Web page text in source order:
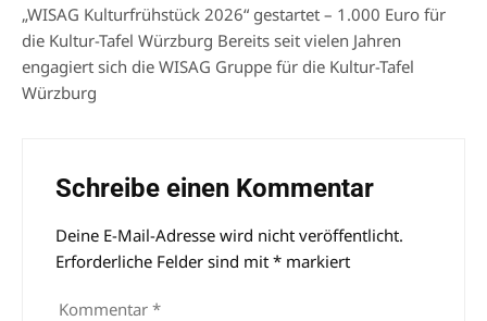
„WISAG Kulturfrühstück 2026“ gestartet – 1.000 Euro für
die Kultur-Tafel Würzburg Bereits seit vielen Jahren
engagiert sich die WISAG Gruppe für die Kultur-Tafel
Würzburg
Schreibe einen Kommentar
Deine E-Mail-Adresse wird nicht veröffentlicht.
Erforderliche Felder sind mit * markiert
Kommentar *
Alternative: